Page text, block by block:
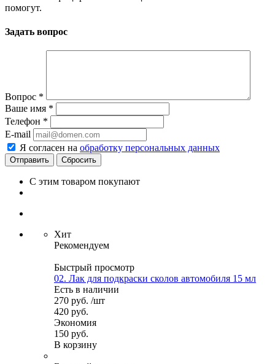
помогут.
Задать вопрос
Вопрос *
Ваше имя *
Телефон *
E-mail
Я согласен на обработку персональных данных
Сбросить
С этим товаром покупают
Хит
Рекомендуем
Быстрый просмотр
02. Лак для подкраски сколов автомобиля 15 мл
Есть в наличии
270 руб. /шт
420 руб.
Экономия
150 руб.
В корзину